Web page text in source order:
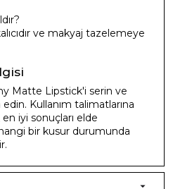
ve makyaj tazelemeye
Matte Lipstick'i serin ve
Kullanım talimatlarına
iyi sonuçları elde
bir kusur durumunda